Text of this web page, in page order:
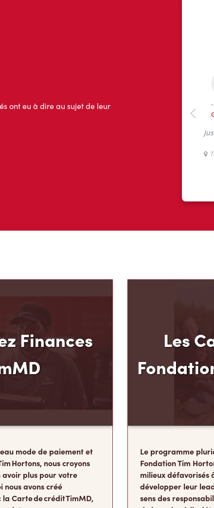
ont eu à dire au sujet de leur
Finances
mode de paiement et
Hortons, nous croyons
plus pour votre
nous avons créé
Les
Le programme
Fondation Tim
milieux défavorisés
développer leur